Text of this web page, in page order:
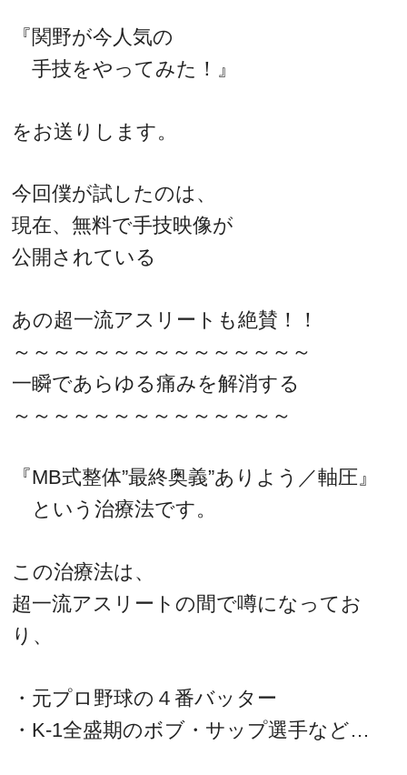
『関野が今人気の
手技をやってみた！』
をお送りします。
今回僕が試したのは、
現在、無料で手技映像が
公開されている
あの超一流アスリートも絶賛！！
～～～～～～～～～～～～～～～
一瞬であらゆる痛みを解消する
～～～～～～～～～～～～～～
『MB式整体”最終奥義”ありよう／軸圧』
という治療法です。
この治療法は、
超一流アスリートの間で噂になってお
り、
・元プロ野球の４番バッター
・K-1全盛期のボブ・サップ選手など…